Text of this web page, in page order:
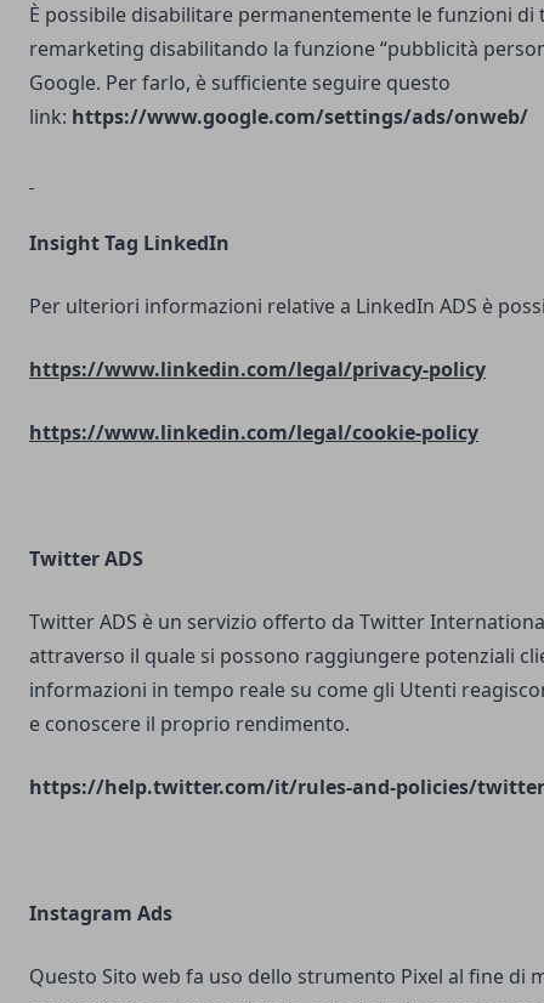
È possibile disabilitare permanentemente le funzioni di
remarketing disabilitando la funzione “pubblicità
Google. Per farlo, è sufficiente seguire questo
link: https://www.google.com/settings/ads/onweb/
Insight Tag LinkedIn
Per ulteriori informazioni relative a LinkedIn ADS è
https://www.linkedin.com/legal/privacy-policy
https://www.linkedin.com/legal/cookie-policy
Twitter ADS
Twitter ADS è un servizio offerto da Twitter
attraverso il quale si possono raggiungere potenziali
informazioni in tempo reale su come gli Utenti
e conoscere il proprio rendimento.
https://help.twitter.com/it/rules-and-policies/
Instagram Ads
Questo Sito web fa uso dello strumento Pixel al fine di